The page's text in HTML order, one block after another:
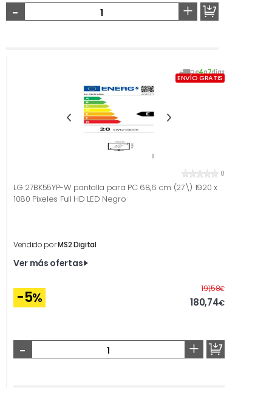
- +
De4a7días
ENVÍO GRATIS
0
LG 27BK55YP-W pantalla para PC 68,6 cm (27\) 1920 x
1080 Pixeles Full HD LED Negro
Vendido porMS2 Digital
Ver más ofertas
-5%
191,58€Antes
180,74€
- +